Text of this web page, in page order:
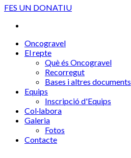
FES UN DONATIU
Oncogravel
El repte
Què és Oncogravel
Recorregut
Bases i altres documents
Equips
Inscripció d'Equips
Col·labora
Galeria
Fotos
Contacte